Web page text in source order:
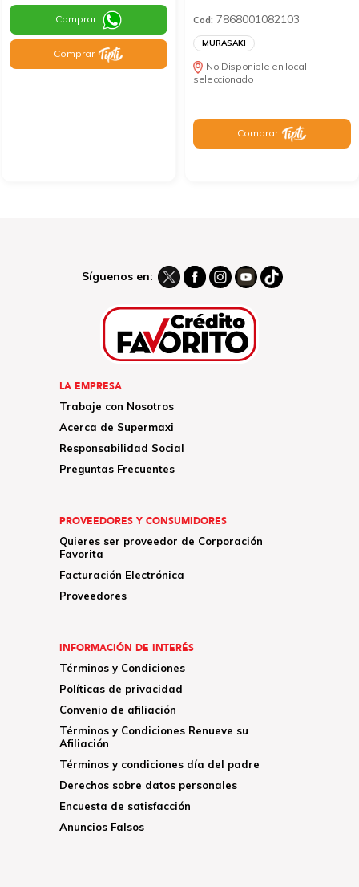
Comprar
Comprar
Cod: 7868001082103
MURASAKI
No Disponible en local
seleccionado
Comprar
Síguenos en:
LA EMPRESA
Trabaje con Nosotros
Acerca de Supermaxi
Responsabilidad Social
Preguntas Frecuentes
PROVEEDORES Y CONSUMIDORES
Quieres ser proveedor de Corporación
Favorita
Facturación Electrónica
Proveedores
INFORMACIÓN DE INTERÉS
Términos y Condiciones
Políticas de privacidad
Convenio de afiliación
Términos y Condiciones Renueve su
Afiliación
Términos y condiciones día del padre
Derechos sobre datos personales
Encuesta de satisfacción
Anuncios Falsos